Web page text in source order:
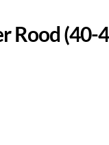
Rood (40-